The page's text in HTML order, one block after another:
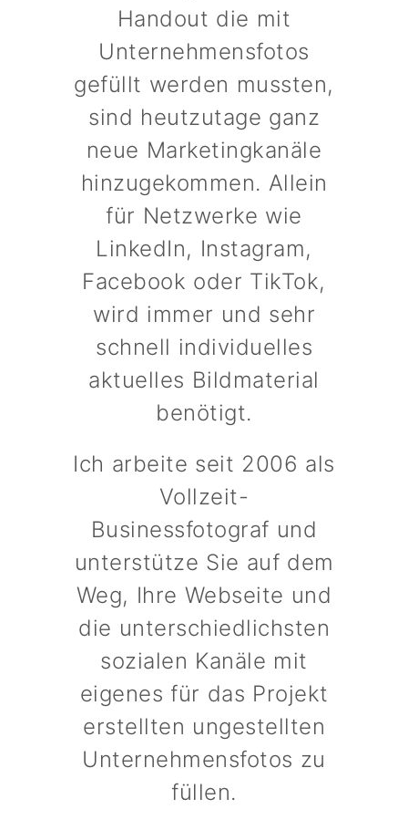
Handout die mit
Unternehmensfotos
gefüllt werden mussten,
sind heutzutage ganz
neue Marketingkanäle
hinzugekommen. Allein
für Netzwerke wie
LinkedIn, Instagram,
Facebook oder TikTok,
wird immer und sehr
schnell individuelles
aktuelles Bildmaterial
benötigt.
Ich arbeite seit 2006 als
Vollzeit-
Businessfotograf und
unterstütze Sie auf dem
Weg, Ihre Webseite und
die unterschiedlichsten
sozialen Kanäle mit
eigenes für das Projekt
erstellten ungestellten
Unternehmensfotos zu
füllen.